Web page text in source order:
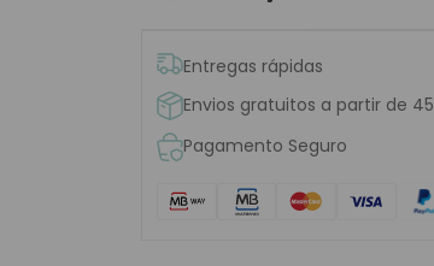
Entregas rápidas
Envios gratuitos a partir de
Pagamento Seguro